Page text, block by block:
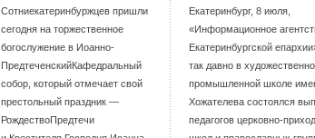
Сотниекатеринбуржцев пришли
сегодня на торжественное
богослужение в Иоанно-
ПредтеченскийКафедральный
собор, который отмечает свой
престольный праздник —
РождествоПредтечи
Екатеринбург, 8 июля,
«Информационное
Екатеринбургской
так давно в
промышленной школе
Хожателева состоялся
педагогов церковно-